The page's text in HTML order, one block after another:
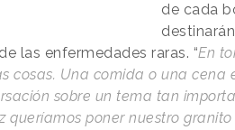
de cada
de las enfermedades raras. “En
cosas. Una comida o una cena
sobre un tema tan
queríamos poner nuestro